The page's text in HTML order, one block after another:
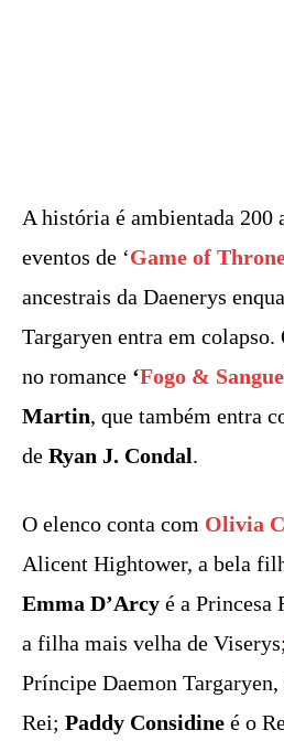
A história é ambientada 200
eventos de ‘Game of
ancestrais da Daenerys
Targaryen entra em colapso.
no romance ‘Fogo & Sangue
Martin, que também entra
de Ryan J. Condal.
O elenco conta com Olivia
Alicent Hightower, a bela
Emma D’Arcy é a Princesa
a filha mais velha de Viserys;
Príncipe Daemon
Rei; Paddy Considine é o